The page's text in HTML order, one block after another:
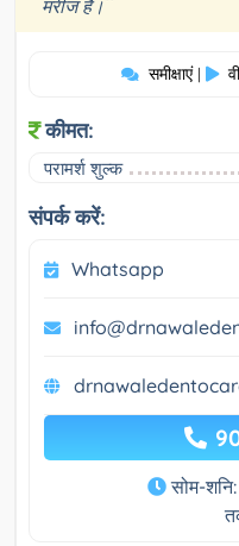
मरीज हैं।
समीक्षाएं |
कीमत:
परामर्श शुल्क
संपर्क करें:
Whatsapp
सोम-